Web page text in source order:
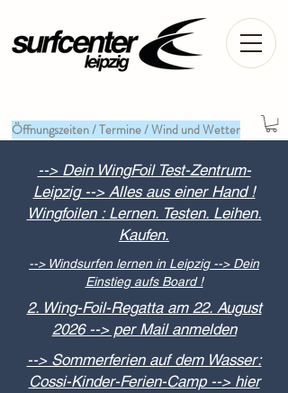
Öffnungszeiten / Termine / Wind und Wetter
--> Dein WingFoil Test-Zentrum-
Leipzig --> Alles aus einer Hand !
Wingfoilen : Lernen. Testen. Leihen.
Kaufen.
--> Windsurfen lernen in Leipzig --> Dein
Einstieg aufs Board !
2. Wing-Foil-Regatta am 22. August
2026 --> per Mail anmelden
--> Sommerferien auf dem Wasser:
Cossi-Kinder-Ferien-Camp --> hier